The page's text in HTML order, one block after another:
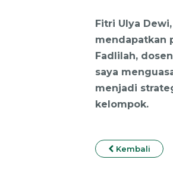
Fitri Ulya
mendapatkan
Fadlilah,
saya
menjadi
kelompok.
Kembali